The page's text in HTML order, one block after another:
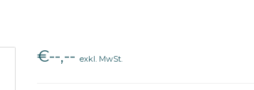
€--,--exkl. MwSt.